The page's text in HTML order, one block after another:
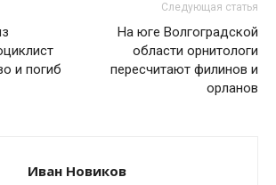
и погиб
Следующая статья
На юге Волгоградской
области орнитологи
пересчитают филинов и
орланов
Иван Новиков